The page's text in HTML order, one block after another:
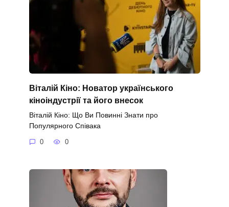
Віталій Кіно: Новатор українського
кіноіндустрії та його внесок
Віталій Кіно: Що Ви Повинні Знати про
Популярного Співака
0 0